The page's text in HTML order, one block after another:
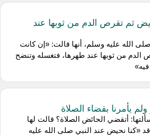
ثم تقرص الدم من ثوبها عند
الله عليه وسلم، أنها قالت: «إن كانت
الدم من ثوبها عند طهرها، فتغسله وتنضح
يأمرنا بقضاء الصلاة
أتقضي الحائض الصلاة؟ قالت لها
«كنا نحيض عند النبي صلى الله عليه